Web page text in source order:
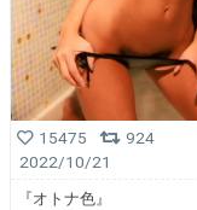
15475
924
2022/10/21
『オトナ色』